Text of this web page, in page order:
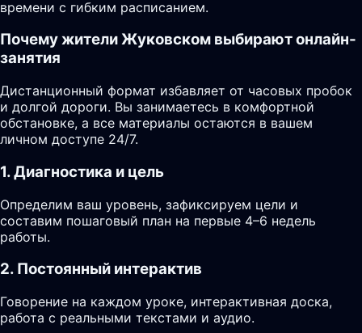
времени с гибким расписанием.
Почему жители Жуковском выбирают онлайн-
занятия
Дистанционный формат избавляет от часовых пробок
и долгой дороги. Вы занимаетесь в комфортной
обстановке, а все материалы остаются в вашем
личном доступе 24/7.
1. Диагностика и цель
Определим ваш уровень, зафиксируем цели и
составим пошаговый план на первые 4–6 недель
работы.
2. Постоянный интерактив
Говорение на каждом уроке, интерактивная доска,
работа с реальными текстами и аудио.